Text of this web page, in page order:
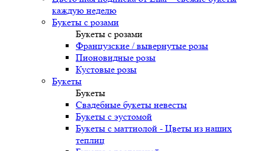
каждую неделю
Букеты с розами
Букеты с розами
Французские / вывернутые розы
Пионовидные розы
Кустовые розы
Букеты
Букеты
Свадебные букеты невесты
Букеты с эустомой
Букеты с маттиолой - Цветы из наших
теплиц